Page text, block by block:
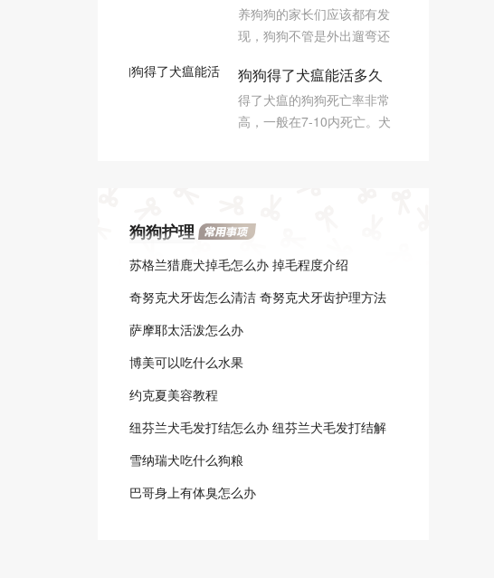
是在拉布拉多幼犬进行二免2
周后；之后打疫苗要等拉布
秋)注射疫苗。
断狗狗需要驱虫
养狗狗的家长们应该都有发
现，狗狗不管是外出遛弯还
处跑，四处闻、舔一些东
西，这就容易导致误食、感
染寄生虫和其他病原体，就
狗狗得了犬瘟能活多久
得了犬瘟的狗狗死亡率非常
高，一般在7-10内死亡。犬
活，故该病流行于冬春寒冷
狗狗护理
苏格兰猎鹿犬掉毛怎么办 掉毛程度介绍
奇努克犬牙齿怎么清洁 奇努克犬牙齿护理方法
萨摩耶太活泼怎么办
博美可以吃什么水果
约克夏美容教程
纽芬兰犬毛发打结怎么办 纽芬兰犬毛发打结解
决方法
雪纳瑞犬吃什么狗粮
巴哥身上有体臭怎么办